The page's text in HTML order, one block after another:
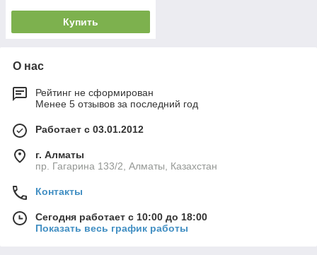
Купить
О нас
Рейтинг не сформирован
Менее 5 отзывов за последний год
Работает с 03.01.2012
г. Алматы
пр. Гагарина 133/2, Алматы, Казахстан
Контакты
Сегодня работает с 10:00 до 18:00
Показать весь график работы